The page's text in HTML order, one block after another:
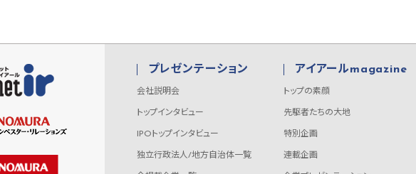
プレゼンテーション
会社説明会
トップインタビュー
IPOトップインタビュー
独立行政法人/地方自治体一覧
アイアールmagazine
トップの素顔
先駆者たちの大地
特別企画
連載企画